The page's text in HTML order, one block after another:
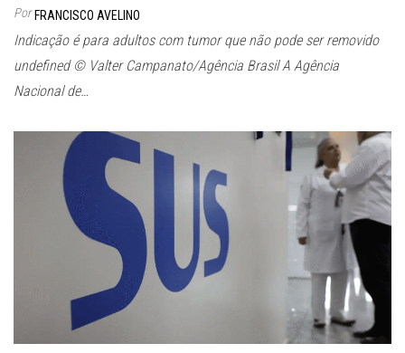
Por FRANCISCO AVELINO
Indicação é para adultos com tumor que não pode ser removido
undefined © Valter Campanato/Agência Brasil A Agência
Nacional de…